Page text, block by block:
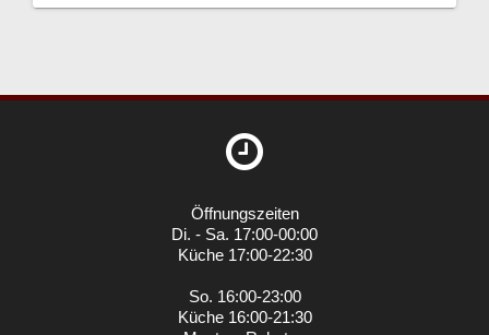
Öffnungszeiten
Di. - Sa. 17:00-00:00
Küche 17:00-22:30
So. 16:00-23:00
Küche 16:00-21:30